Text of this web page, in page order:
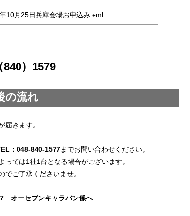
10月25日兵庫会場お申込み.eml
）1579
の流れ
届きます。
：048-840-1577までお問い合わせください。
ては1社1台となる場合がございます。
ご了承くださいませ。
オーセブンキャラバン係へ